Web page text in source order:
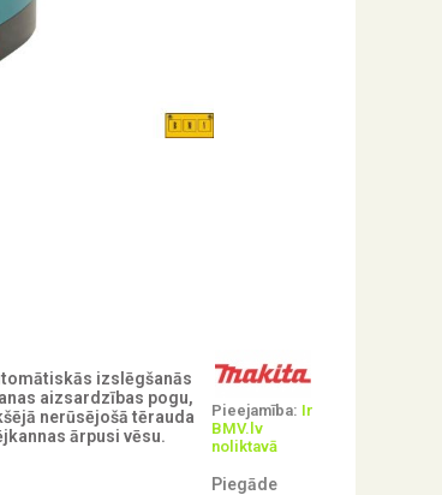
izslēgšanās
aizsardzības pogu,
nerūsējošā tērauda
ārpusi vēsu.
Pieejamība: Ir
BMV.lv
noliktavā
Piegāde